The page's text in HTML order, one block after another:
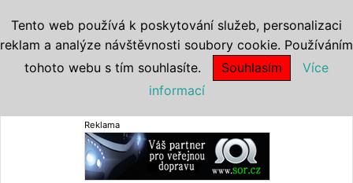
Reklama
Tento web používá k poskytování služeb, personalizaci
reklam a analýze návštěvnosti soubory cookie. Používáním
tohoto webu s tím souhlasíte.
Souhlasím
Více
informací